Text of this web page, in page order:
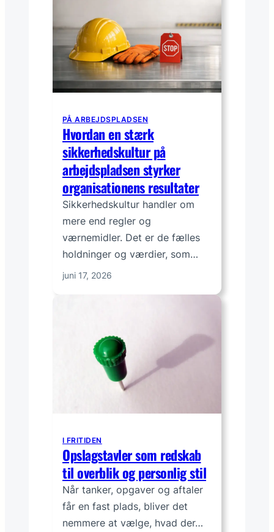
PÅ ARBEJDSPLADSEN
Hvordan en stærk
sikkerhedskultur på
arbejdspladsen styrker
organisationens resultater
Sikkerhedskultur handler om
mere end regler og
værnemidler. Det er de fælles
holdninger og værdier, som…
juni 17, 2026
I FRITIDEN
Opslagstavler som redskab
til overblik og personlig stil
Når tanker, opgaver og aftaler
får en fast plads, bliver det
nemmere at vælge, hvad der…